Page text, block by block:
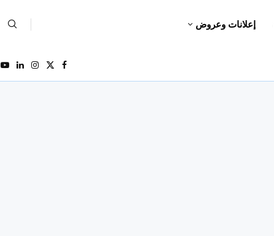
إعلانات وعروض